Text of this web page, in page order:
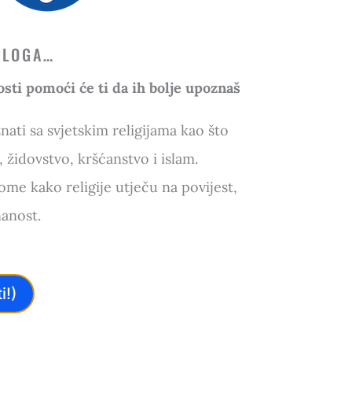
pomoći će ti da ih bolje upoznaš
sa svjetskim religijama kao što
kršćanstvo i islam.
kako religije utječu na povijest,